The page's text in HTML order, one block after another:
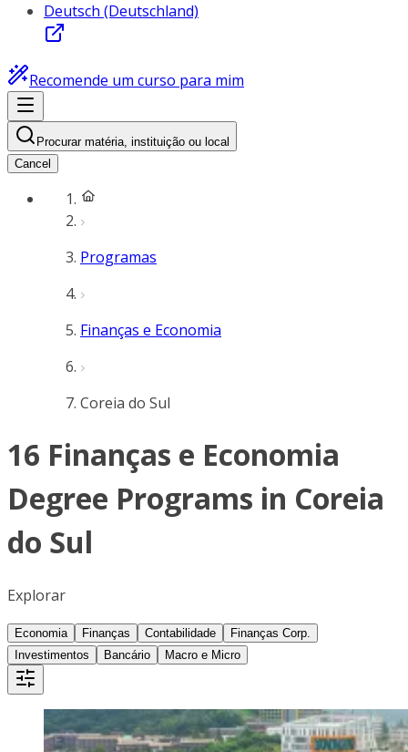
Deutsch (Deutschland)
Recomende um curso para mim
Procurar matéria, instituição ou local
Cancel
Programas
Finanças e Economia
Coreia do Sul
16 Finanças e Economia
Degree Programs in Coreia
do Sul
Explorar
Economia Finanças Contabilidade
Finanças Corp.
Investimentos
Bancário Macro e Micro